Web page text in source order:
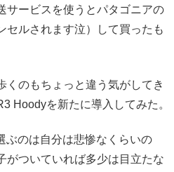
サービスを使うとパタゴニアの
セルされます泣）して買ったも
くのもちょっと違う気がしてき
Hoodyを新たに導入してみた。
ぶのは自分は悲惨なくらいの
がついていれば多少は目立たな